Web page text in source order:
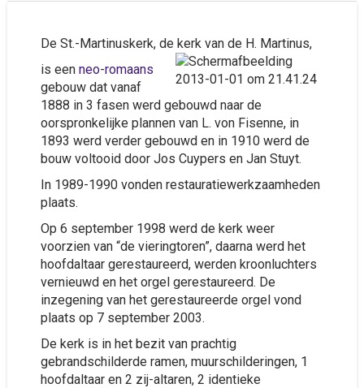
De St.-Martinuskerk, de kerk van de H. Martinus,
is eenneo-romaans
gebouw dat vanaf
1888 in 3 fasen werd gebouwd naar de
oorspronkelijke plannen van L. von Fisenne, in
1893 werd verder gebouwd en in 1910 werd de
bouw voltooid door Jos Cuypers en Jan Stuyt.
In 1989-1990 vonden restauratiewerkzaamheden
plaats.
Op 6 september 1998 werd de kerk weer
voorzien van “de vieringtoren”, daarna werd het
hoofdaltaar gerestaureerd, werden kroonluchters
vernieuwd en het orgel gerestaureerd. De
inzegening van het gerestaureerde orgel vond
plaats op 7 september 2003.
De kerk is in het bezit van prachtig
gebrandschilderde ramen, muurschilderingen, 1
hoofdaltaar en 2 zij-altaren, 2 identieke